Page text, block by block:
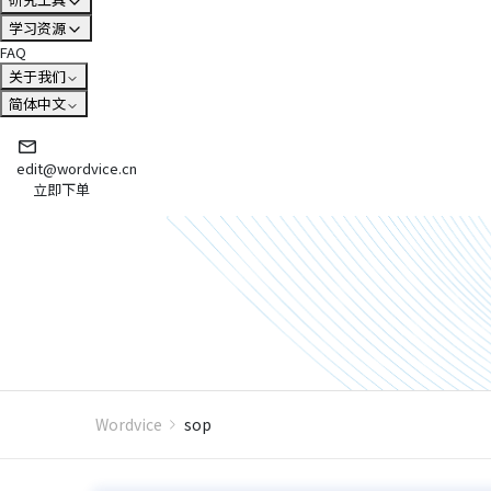
学习资源
FAQ
关于我们
简体中文
edit@wordvice.cn
立即下单
Wordvice sop